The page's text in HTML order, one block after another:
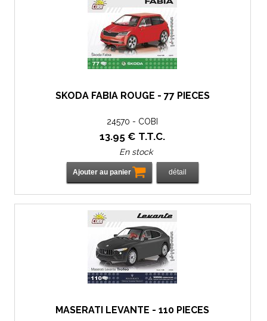
SKODA FABIA ROUGE - 77 PIÈCES
24570 - COBI
13.95 € T.T.C.
En stock
MASERATI LEVANTE - 110 PIÈCES